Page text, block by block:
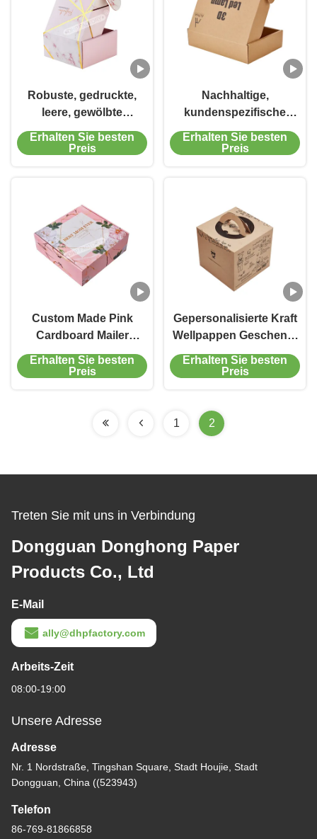
Robuste, gedruckte,
leere, gewölbte
Geschenkboxen,
maßgeschneiderte
Erhalten Sie besten
Preis
Nachhaltige,
kundenspezifische
Wellpappenboxen
Umweltfreundliche
Erhalten Sie besten
Preis
Custom Made Pink
Cardboard Mailer
Boxen Geschenk
Versandboxen Stilvoll
Erhalten Sie besten
Preis
Gepersonalisierte Kraft
Wellpappen Geschenk-
Mailer-Boxen mit Griff
für Cup Cake
Erhalten Sie besten
Preis
1 2
Treten Sie mit uns in Verbindung
Dongguan Donghong Paper
Products Co., Ltd
E-Mail
ally@dhpfactory.com
Arbeits-Zeit
08:00-19:00
Unsere Adresse
Adresse
Nr. 1 Nordstraße, Tingshan Square, Stadt Houjie, Stadt
Dongguan, China ((523943)
Telefon
86-769-81866858